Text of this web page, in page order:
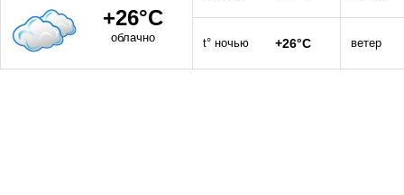
+26°C
облачно t° ночью +26°C ветер